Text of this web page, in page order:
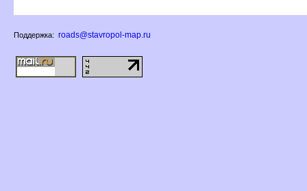
Поддержка: roads@stavropol-map.ru